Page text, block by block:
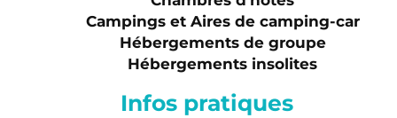
Campings et Aires de camping-car
Hébergements de groupe
Hébergements insolites
Infos pratiques